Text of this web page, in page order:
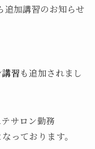
加講習のお知らせ
習も追加されまし
サロン勤務
っております。